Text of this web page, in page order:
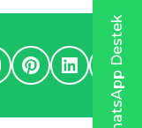
WhatsApp Destek